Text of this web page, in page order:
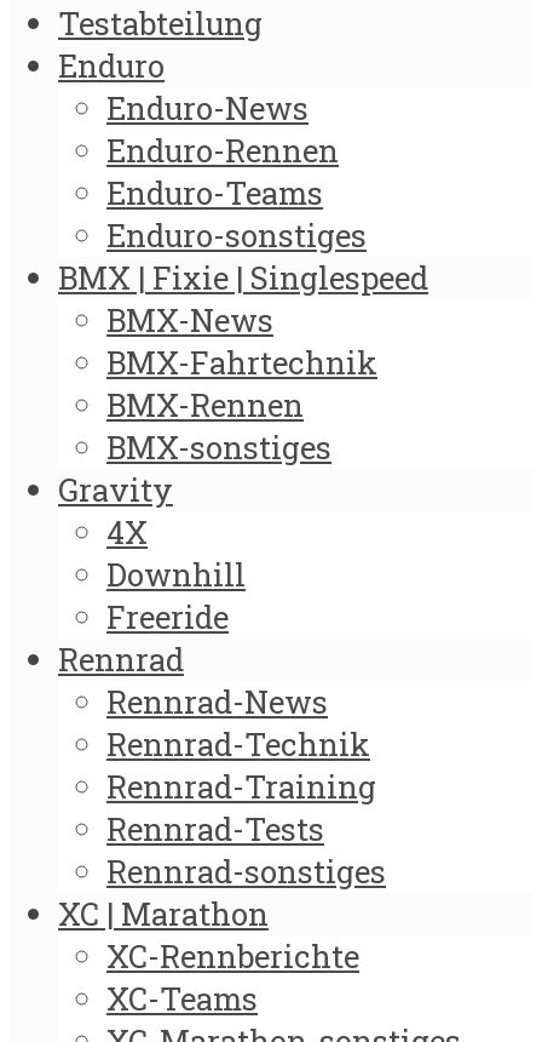
Testabteilung
Enduro
Enduro-News
Enduro-Rennen
Enduro-Teams
Enduro-sonstiges
BMX | Fixie | Singlespeed
BMX-News
BMX-Fahrtechnik
BMX-Rennen
BMX-sonstiges
Gravity
4X
Downhill
Freeride
Rennrad
Rennrad-News
Rennrad-Technik
Rennrad-Training
Rennrad-Tests
Rennrad-sonstiges
XC | Marathon
XC-Rennberichte
XC-Teams